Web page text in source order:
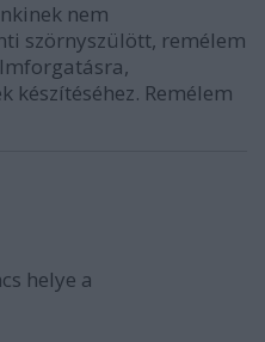
nem
szörnyszülött, remélem
készítéséhez. Remélem
helye a